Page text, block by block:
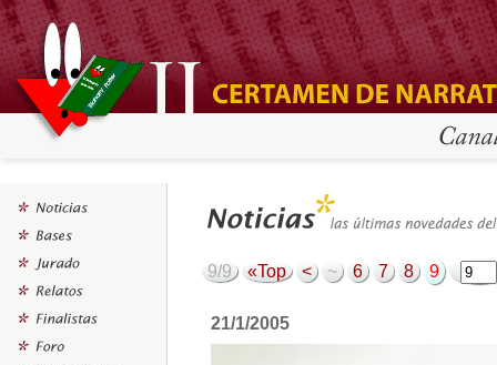
9/9 «Top < ~ 6 7 8 9
21/1/2005